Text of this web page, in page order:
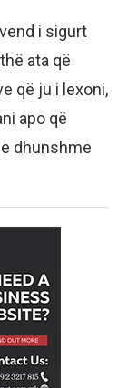
i sigurt
ata që
që ju i lexoni,
apo që
dhunshme